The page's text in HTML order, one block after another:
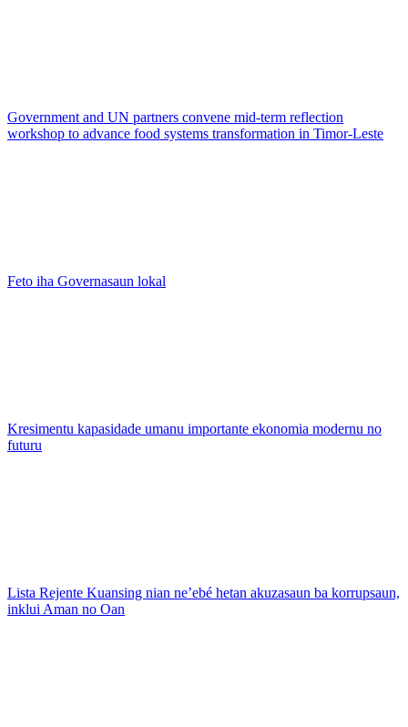
Government and UN partners convene mid-term reflection
workshop to advance food systems transformation in Timor-Leste
Feto iha Governasaun lokal
Kresimentu kapasidade umanu importante ekonomia modernu no
futuru
Lista Rejente Kuansing nian ne’ebé hetan akuzasaun ba korrupsaun,
inklui Aman no Oan